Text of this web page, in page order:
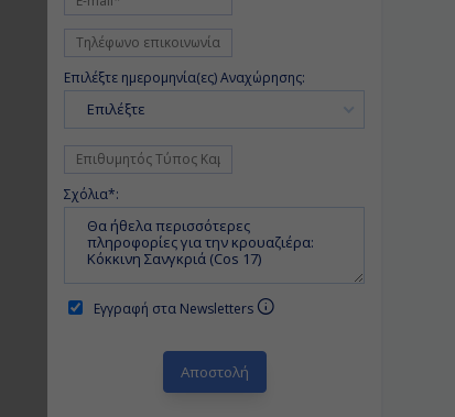
Επιλέξτε ημερομηνία(ες) Αναχώρησης:
Επιλέξτε
Σχόλια*:
Εγγραφή στα Newsletters